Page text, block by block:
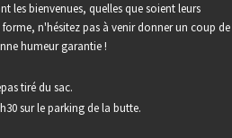
les bienvenues, quelles que soient leurs
forme, n'hésitez pas à venir donner un coup de
humeur garantie !
tiré du sac.
sur le parking de la butte.